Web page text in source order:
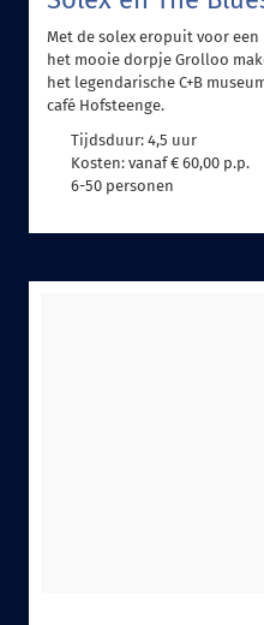
Met de solex eropuit voor
het mooie dorpje Grolloo
het legendarische C+B
café Hofsteenge.
Tijdsduur: 4,5 uur
Kosten: vanaf € 60,00 p.p.
6-50 personen